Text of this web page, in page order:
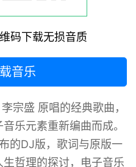
码下载无损音质
音乐
宗盛 原唱的经典歌曲，
乐元素重新编曲而成。
的DJ版，歌词与原版一
哲理的探讨，电子音乐